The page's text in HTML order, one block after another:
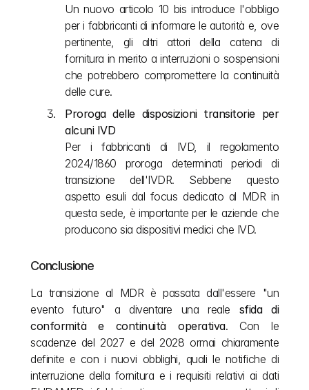
Un nuovo articolo 10 bis introduce l'obbligo
per i fabbricanti di informare le autorità e, ove
pertinente, gli altri attori della catena di
fornitura in merito a interruzioni o sospensioni
che potrebbero compromettere la continuità
delle cure.
Proroga delle disposizioni transitorie per
alcuni IVD
Per i fabbricanti di IVD, il regolamento
2024/1860 proroga determinati periodi di
transizione dell'IVDR. Sebbene questo
aspetto esuli dal focus dedicato al MDR in
questa sede, è importante per le aziende che
producono sia dispositivi medici che IVD.
Conclusione
La transizione al MDR è passata dall'essere "un
evento futuro" a diventare una reale sfida di
conformità e continuità operativa. Con le
scadenze del 2027 e del 2028 ormai chiaramente
definite e con i nuovi obblighi, quali le notifiche di
interruzione della fornitura e i requisiti relativi ai dati